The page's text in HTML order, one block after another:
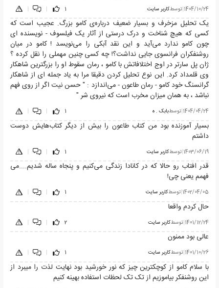
1404/10/24
|توسطکاربر سایت 1
|
|
یک تحلیل مزخرف و بسیار ضعیف درباره‌ی کامو بزرگ. عجیب است که
کسی که هیچ شناخت و درک درستی از آثار یک فیلسوف - نویسنده ای
چون کامو ندارد می‌آید و این نقد آبکی را می‌نویسد ! کامو در میان
روشنفکران فرانسوی جایی نداشت؟! چه کسی چنین مهملی را نقل کرده ؟
ژان پل سارتر در اوج اختلافاتش با کامو ، رمان سقوط او را بزرگترین شاهکار
وی قلمداد کرد. این نوع تحلیل کردن دقیقا مرا به یاد جمله ای از شاهکار
گرانسنگ خود کامو - رمان طاعون - می‌اندازد : " حسن نیت اگر از روی فهم
نباشد ، به همان میزان مخرب است که نیروی شر "
1404/04/24
|توسطبابک . ه 1
|
|
بسیار آموزنده بود من کتاب طاعون را بیش از دیگر کتاب‌هایش دوست
داشتم
1403/06/19
|توسطکاربر سایت 1
|
|
قدر افتاب رو حالا که در کانادا زندگی می‌کنیم و پنجاه ساله شدیم....می
فهمم یعنی چی!
1402/04/05
|توسطکاربر سایت 1
|
|
حال کردم واقعا
1401/12/24
|توسطکاربر سایت 2
|
|
عالی بود ممنون
1401/10/26
|توسطکاربر سایت 1
|
|
با سلام کامو از کوچکترین چیز که نور خورشید بود نهایت لذت را میبرد از
این روشنفکر بیاموزیم از تک تک لحظات استفاده بهینه کنیم